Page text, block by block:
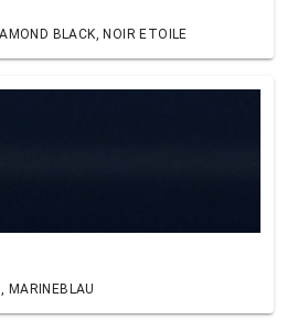
BLACK, NOIR ETOILE
MARINEBLAU